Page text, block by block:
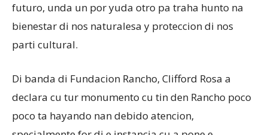
futuro, unda un por yuda otro pa traha hunto na
bienestar di nos naturalesa y proteccion di nos
parti cultural.
Di banda di Fundacion Rancho, Clifford Rosa a
declara cu tur monumento cu tin den Rancho poco
poco ta hayando nan debido atencion,